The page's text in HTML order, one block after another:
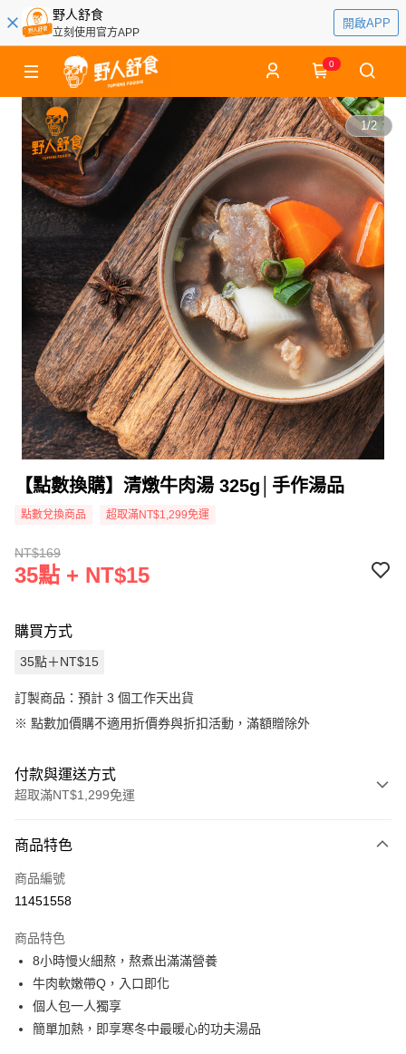
野人舒食
立刻使用官方APP
開啟APP
0
1/2
【點數換購】清燉牛肉湯 325g│手作湯品
點數兌換商品 超取滿NT$1,299免運
NT$169
35點 + NT$15
購買方式
35點＋NT$15
訂製商品：預計 3 個工作天出貨
※ 點數加價購不適用折價券與折扣活動，滿額贈除外
付款與運送方式
超取滿NT$1,299免運
信用卡一次付款
信用卡分期付款
合作金庫商業銀行
華南商業銀行
上海商業儲蓄銀行
國泰世華商業銀行
臺灣中小企業銀行
台中商業銀行
LINE Pay
Apple Pay
街口支付
商品特色
商品編號
11451558
商品特色
8小時慢火細熬，熬煮出滿滿營養
牛肉軟嫩帶Q，入口即化
個人包一人獨享
簡單加熱，即享寒冬中最暖心的功夫湯品